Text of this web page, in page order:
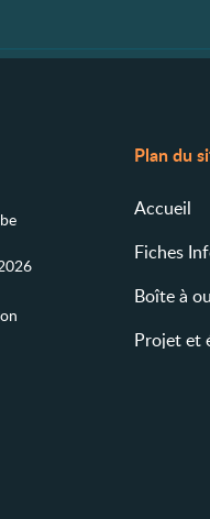
Plan du
Accueil
Fiches
Boîte à
Projet et